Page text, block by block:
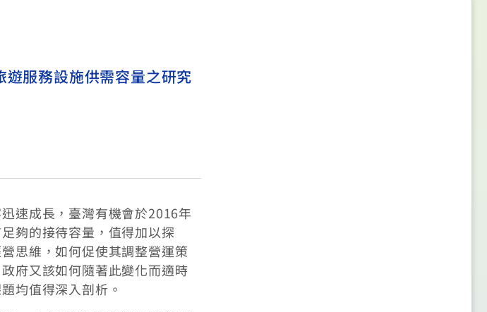
服務設施供需容量之研究
速成長，臺灣有機會於2016年
夠的接待容量，值得加以探
思維，如何促使其調整營運策
府又該如何隨著此變化而適時
均值得深入剖析。